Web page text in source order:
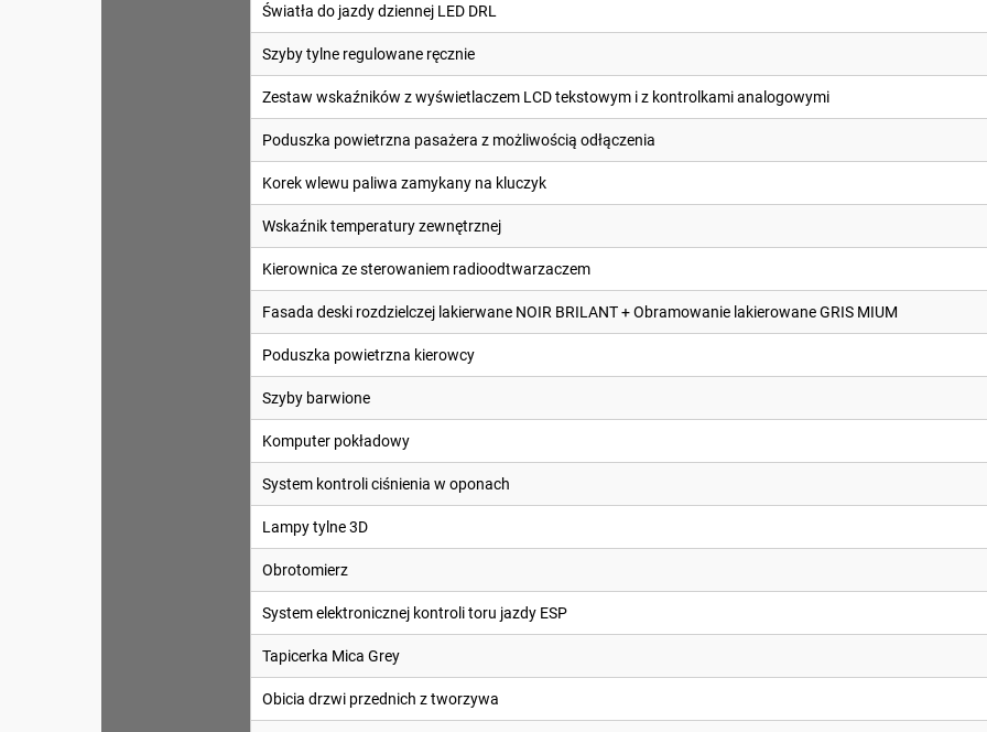
Światła do jazdy dziennej LED DRL
Szyby tylne regulowane ręcznie
Zestaw wskaźników z wyświetlaczem LCD tekstowym i z kontrolkami analogowymi
Poduszka powietrzna pasażera z możliwością odłączenia
Korek wlewu paliwa zamykany na kluczyk
Wskaźnik temperatury zewnętrznej
Kierownica ze sterowaniem radioodtwarzaczem
Fasada deski rozdzielczej lakierwane NOIR BRILANT + Obramowanie lakierowane GRIS MIUM
Poduszka powietrzna kierowcy
Szyby barwione
Komputer pokładowy
System kontroli ciśnienia w oponach
Lampy tylne 3D
Obrotomierz
System elektronicznej kontroli toru jazdy ESP
Tapicerka Mica Grey
Obicia drzwi przednich z tworzywa